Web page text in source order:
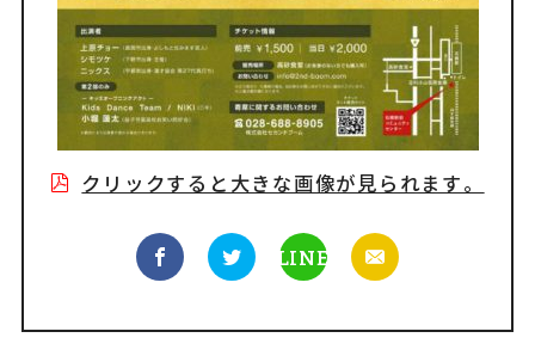
クリックすると大きな画像が見られます。
LINE